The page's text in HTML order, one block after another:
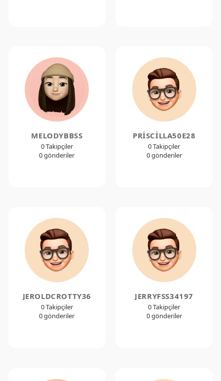
MELODYBBSS
0 Takipçiler
0 gönderiler
PRISCILLA50E28
0 Takipçiler
0 gönderiler
JEROLDCROTTY36
0 Takipçiler
0 gönderiler
JERRYFSS34197
0 Takipçiler
0 gönderiler